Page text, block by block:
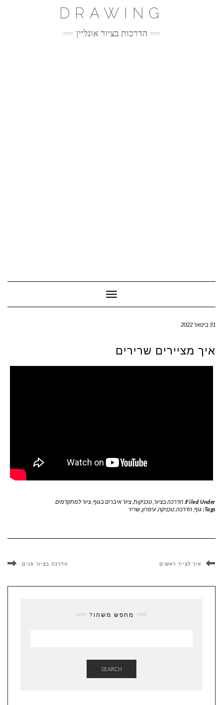
DRAWING
הדרכות בציור אונליין
Toggle Navigation
31 בינואר 2022
איך מציירים שרירים
Filed Under: הדרכה בציור, טכניקות ציור איברים בגוף, ציור למתקדמים
Tags: גוף, הדרכה, טכניקה,עיפרון,שריר
איך לצייר ראשים הדרכה בציור פנים
מחפש משהו?
SEARCH